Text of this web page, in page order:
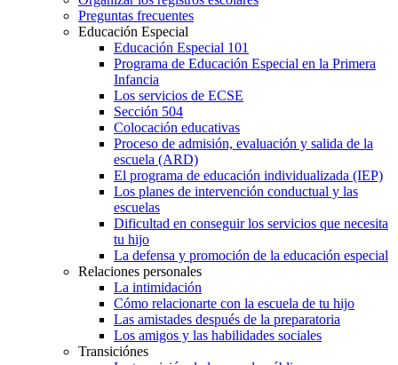
Preguntas frecuentes
Educación Especial
Educación Especial 101
Programa de Educación Especial en la Primera
Infancia
Los servicios de ECSE
Sección 504
Colocación educativas
Proceso de admisión, evaluación y salida de la
escuela (ARD)
El programa de educación individualizada (IEP)
Los planes de intervención conductual y las
escuelas
Dificultad en conseguir los servicios que necesita
tu hijo
La defensa y promoción de la educación especial
Relaciones personales
La intimidación
Cómo relacionarte con la escuela de tu hijo
Las amistades después de la preparatoria
Los amigos y las habilidades sociales
Transiciónes